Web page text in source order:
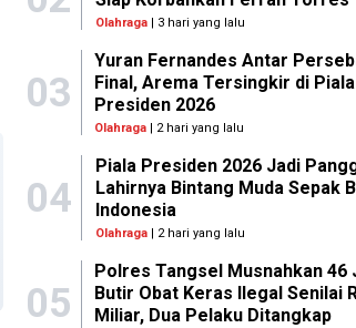
Olahraga| 3 hari yang lalu
03
Yuran Fernandes Antar
Final, Arema Tersingkir di Piala
Presiden 2026
Olahraga | 2 hari yang lalu
04
Piala Presiden 2026 Jadi
Lahirnya Bintang Muda Sepak
Indonesia
Olahraga| 2 hari yang lalu
05
Polres Tangsel Musnahkan 46
Butir Obat Keras Ilegal Senilai
Miliar, Dua Pelaku Ditangkap